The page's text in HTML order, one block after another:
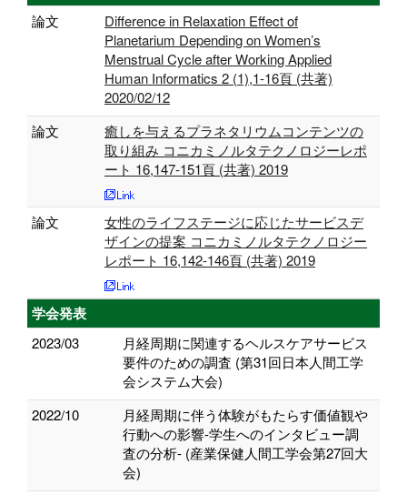
論文
Difference in Relaxation Effect of
Planetarium Depending on Womenʼs
Menstrual Cycle after Working Applied
Human Informatics 2 (1),1-16頁 (共著)
2020/02/12
論文
癒しを与えるプラネタリウムコンテンツの
取り組み コニカミノルタテクノロジーレポ
ート 16,147-151頁 (共著) 2019
論文
女性のライフステージに応じたサービスデ
ザインの提案 コニカミノルタテクノロジー
レポート 16,142-146頁 (共著) 2019
学会発表
2023/03
月経周期に関連するヘルスケアサービス
要件のための調査 (第31回日本人間工学
会システム大会)
2022/10
月経周期に伴う体験がもたらす価値観や
行動への影響-学生へのインタビュー調
査の分析- (産業保健人間工学会第27回大
会)